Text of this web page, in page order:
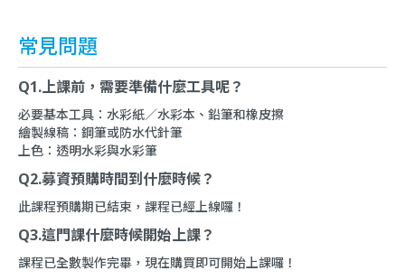
常見問題
Q1.上課前，需要準備什麼工具呢？
必要基本工具：水彩紙／水彩本、鉛筆和橡皮擦
繪製線稿：鋼筆或防水代針筆
上色：透明水彩與水彩筆
Q2.募資預購時間到什麼時候？
此課程預購期已結束，課程已經上線囉！
Q3.這門課什麼時候開始上課？
課程已全數製作完畢，現在購買即可開始上課囉！